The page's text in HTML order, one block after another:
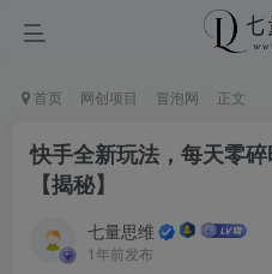
首页 网创项目 冒泡网 正文
快手全新玩法，每天零
【揭秘】
七量思维
1年前发布